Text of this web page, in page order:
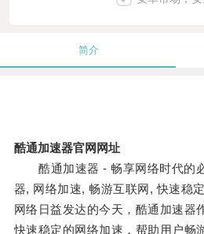
简介
酷通加速器官网网址
酷通加速器 - 畅享网络时代的
器, 网络加速, 畅游互联网, 快速稳
网络日益发达的今天，酷通加速器
快速稳定的网络加速，帮助用户畅